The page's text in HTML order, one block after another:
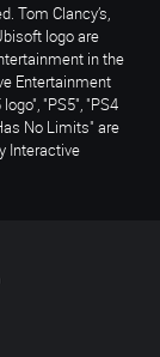
Tom Clancy’s,
logo are
in the
Entertainment
"PS5", "PS4
No Limits" are
Interactive